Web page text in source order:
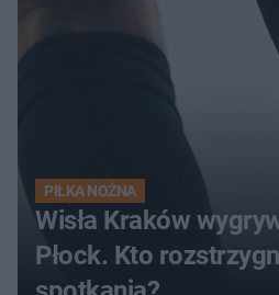
PIŁKA NOŻNA
Wisła Kraków
Płock. Kto